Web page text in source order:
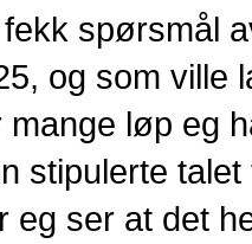
spørsmål
og som ville
mange løp eg
stipulerte
eg ser at det